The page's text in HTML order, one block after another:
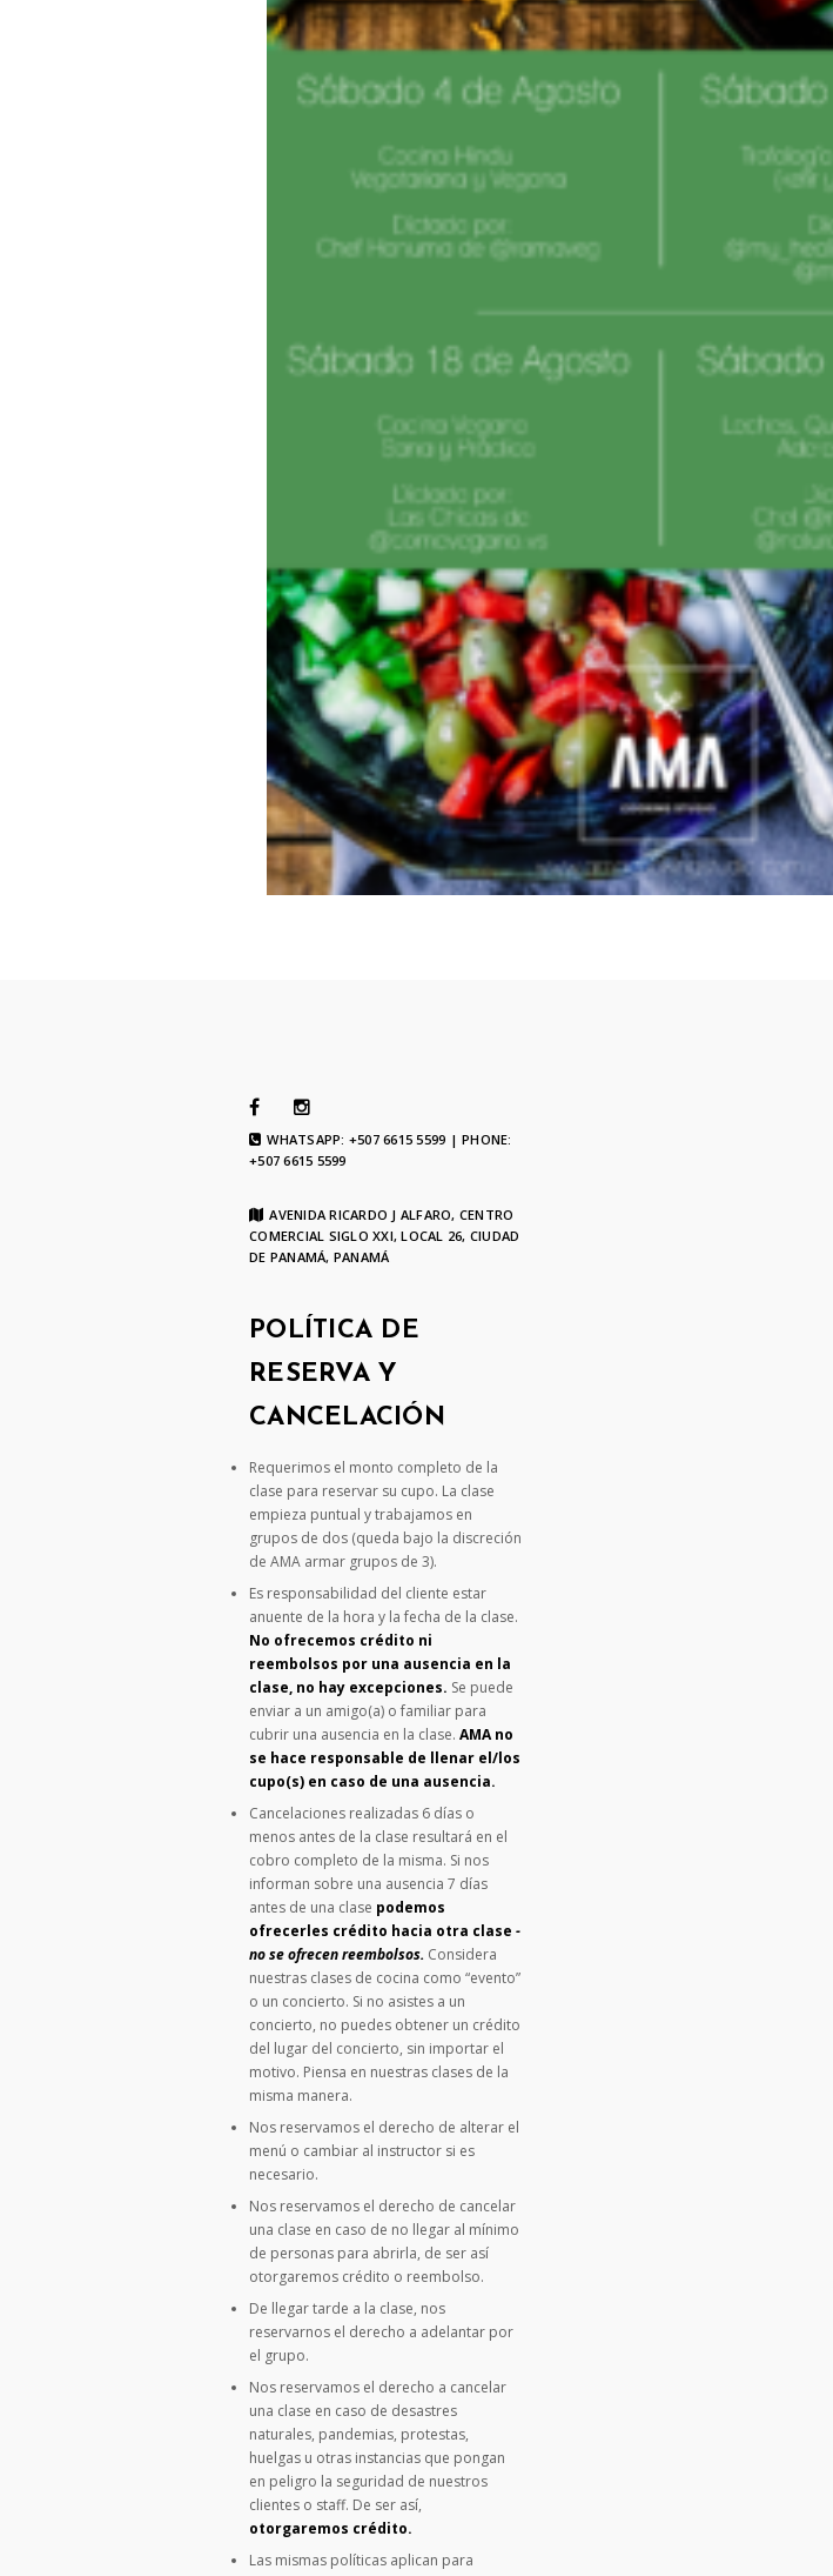
WHATSAPP: +507 6615 5599 | PHONE:
+507 6615 5599
AVENIDA RICARDO J ALFARO, CENTRO
COMERCIAL SIGLO XXI, LOCAL 26, CIUDAD
DE PANAMÁ, PANAMÁ
POLÍTICA DE
RESERVA Y
CANCELACIÓN
Requerimos el monto completo de la
clase para reservar su cupo. La clase
empieza puntual y trabajamos en
grupos de dos (queda bajo la discreción
de AMA armar grupos de 3).
Es responsabilidad del cliente estar
anuente de la hora y la fecha de la clase.
No ofrecemos crédito ni
reembolsos por una ausencia en la
clase, no hay excepciones. Se puede
enviar a un amigo(a) o familiar para
cubrir una ausencia en la clase. AMA no
se hace responsable de llenar el/los
cupo(s) en caso de una ausencia.
Cancelaciones realizadas 6 días o
menos antes de la clase resultará en el
cobro completo de la misma. Si nos
informan sobre una ausencia 7 días
antes de una clase podemos
ofrecerles crédito hacia otra clase -
no se ofrecen reembolsos. Considera
nuestras clases de cocina como “evento”
o un concierto. Si no asistes a un
concierto, no puedes obtener un crédito
del lugar del concierto, sin importar el
motivo. Piensa en nuestras clases de la
misma manera.
Nos reservamos el derecho de alterar el
menú o cambiar al instructor si es
necesario.
Nos reservamos el derecho de cancelar
una clase en caso de no llegar al mínimo
de personas para abrirla, de ser así
otorgaremos crédito o reembolso.
De llegar tarde a la clase, nos
reservarnos el derecho a adelantar por
el grupo.
Nos reservamos el derecho a cancelar
una clase en caso de desastres
naturales, pandemias, protestas,
huelgas u otras instancias que pongan
en peligro la seguridad de nuestros
clientes o staff. De ser así,
otorgaremos crédito.
Las mismas políticas aplican para